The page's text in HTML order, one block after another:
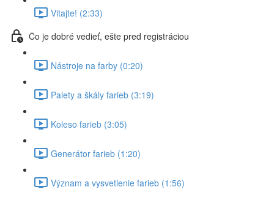
Vitajte! (2:33)
Čo je dobré vedieť, ešte pred registráciou
Nástroje na farby (0:20)
Palety a škály farieb (3:19)
Koleso farieb (3:05)
Generátor farieb (1:20)
Význam a vysvetlenie farieb (1:56)